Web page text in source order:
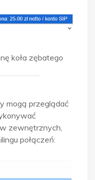
koła zębatego
mogą przeglądać
zewnętrznych,
połączeń: